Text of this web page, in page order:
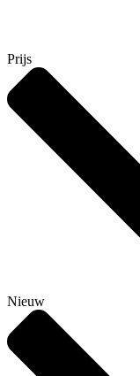
Prijs
Nieuw